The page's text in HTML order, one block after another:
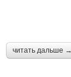
читать дальше →